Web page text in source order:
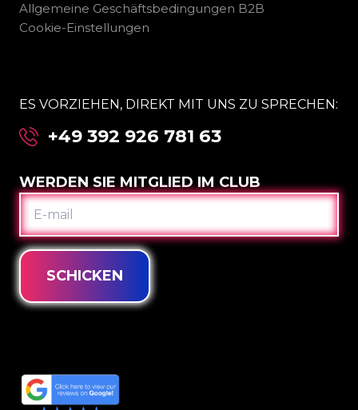
Allgemeine Geschäftsbedingungen B2B
Cookie-Einstellungen
ES VORZIEHEN, DIREKT MIT UNS ZU SPRECHEN:
+49 392 926 781 63
WERDEN SIE MITGLIED IM CLUB
E-
MAIL
SCHICKEN